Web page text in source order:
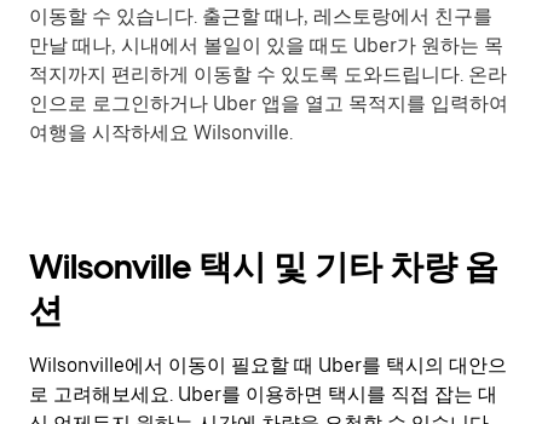
이동할 수 있습니다. 출근할 때나, 레스토랑에서 친구를
만날 때나, 시내에서 볼일이 있을 때도 Uber가 원하는 목
적지까지 편리하게 이동할 수 있도록 도와드립니다. 온라
인으로 로그인하거나 Uber 앱을 열고 목적지를 입력하여
여행을 시작하세요 Wilsonville.
Wilsonville 택시 및 기타 차량 옵
션
Wilsonville에서 이동이 필요할 때 Uber를 택시의 대안으
로 고려해보세요. Uber를 이용하면 택시를 직접 잡는 대